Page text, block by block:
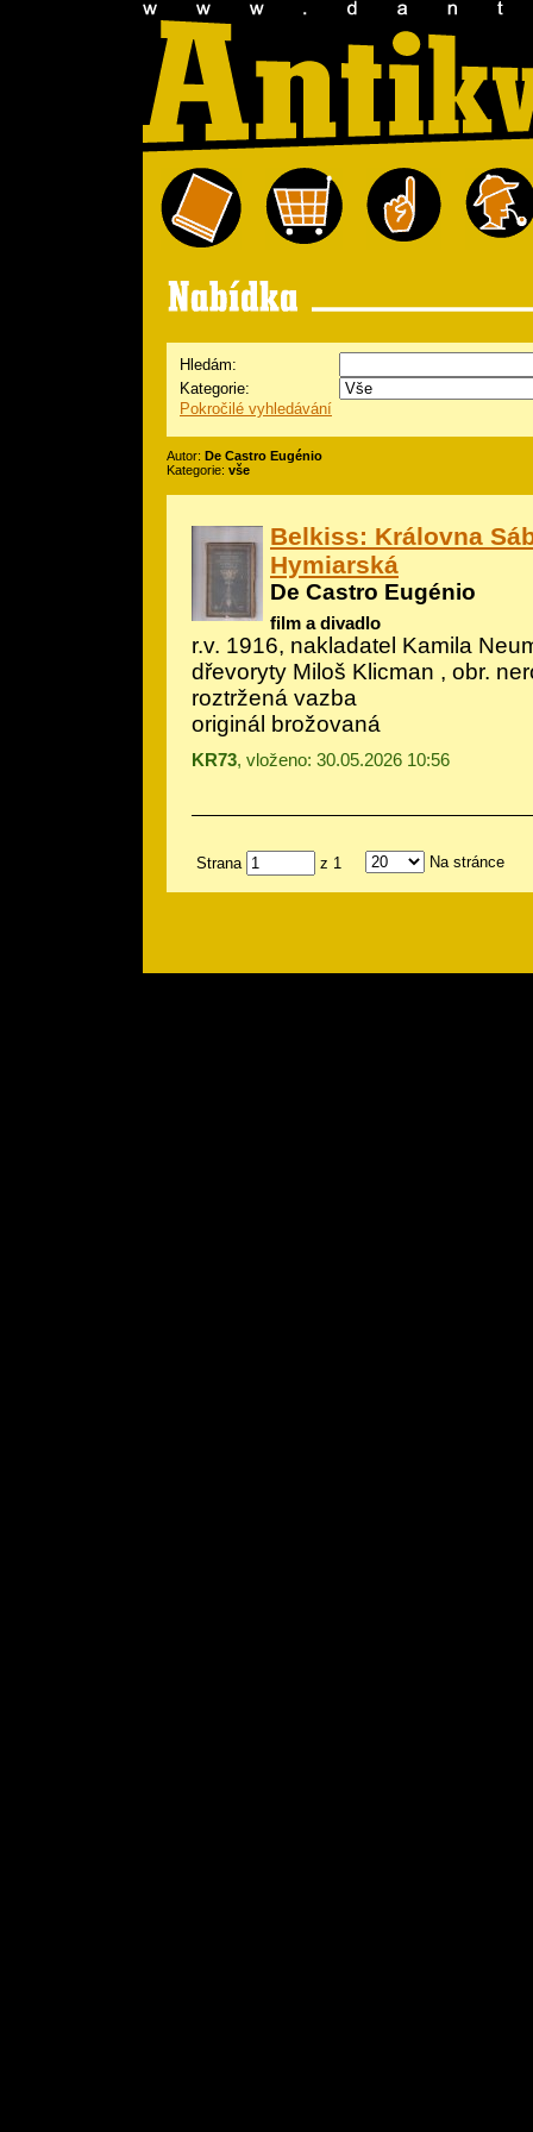
Hledám:
Kategorie:
Pokročilé vyhledávání
Autor: De Castro Eugénio
Kategorie: vše
Belkiss: Královna
Hymiarská
De Castro Eugénio
film a divadlo
r.v. 1916, nakladatel Kamila
dřevoryty Miloš Klicman , obr.
roztržená vazba
originál brožovaná
KR73, vloženo: 30.05.2026 10:56
Strana z 1 Na stránce